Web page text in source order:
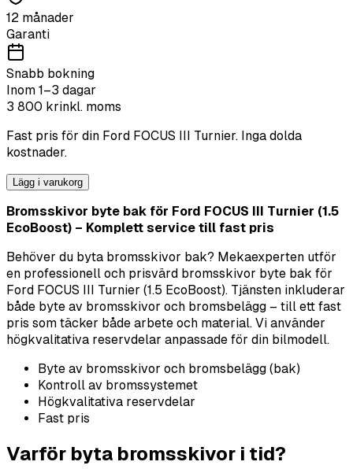
12 månader
Garanti
Snabb bokning
Inom 1–3 dagar
3 800 krinkl. moms
Fast pris för din Ford FOCUS III Turnier. Inga dolda
kostnader.
Lägg i varukorg
Bromsskivor byte bak för Ford FOCUS III Turnier (1.5
EcoBoost) – Komplett service till fast pris
Behöver du byta bromsskivor bak? Mekaexperten utför
en professionell och prisvärd bromsskivor byte bak för
Ford FOCUS III Turnier (1.5 EcoBoost). Tjänsten inkluderar
både byte av bromsskivor och bromsbelägg – till ett fast
pris som täcker både arbete och material. Vi använder
högkvalitativa reservdelar anpassade för din bilmodell.
Byte av bromsskivor och bromsbelägg (bak)
Kontroll av bromssystemet
Högkvalitativa reservdelar
Fast pris
Varför byta bromsskivor i tid?